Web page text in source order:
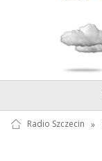
Radio Szczecin »